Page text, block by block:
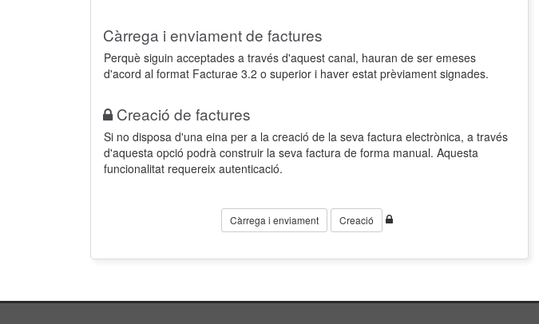
Càrrega i enviament de factures
Perquè siguin acceptades a través d'aquest canal, hauran de ser emeses
d'acord al format Facturae 3.2 o superior i haver estat prèviament signades.
Creació de factures
Si no disposa d'una eina per a la creació de la seva factura electrònica, a través
d'aquesta opció podrà construir la seva factura de forma manual. Aquesta
funcionalitat requereix autenticació.
Càrrega i enviament Creació